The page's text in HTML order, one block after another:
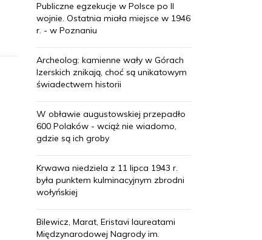
Publiczne egzekucje w Polsce po II
wojnie. Ostatnia miała miejsce w 1946
r. - w Poznaniu
Archeolog: kamienne wały w Górach
Izerskich znikają, choć są unikatowym
świadectwem historii
W obławie augustowskiej przepadło
600 Polaków - wciąż nie wiadomo,
gdzie są ich groby
Krwawa niedziela z 11 lipca 1943 r.
była punktem kulminacyjnym zbrodni
wołyńskiej
Bilewicz, Marat, Eristavi laureatami
Międzynarodowej Nagrody im.